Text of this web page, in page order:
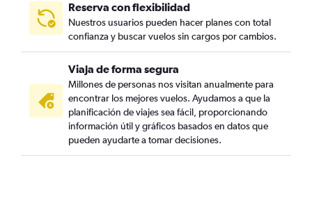
Reserva con flexibilidad
Nuestros usuarios pueden hacer planes con total
confianza y buscar vuelos sin cargos por cambios.
Viaja de forma segura
Millones de personas nos visitan anualmente para
encontrar los mejores vuelos. Ayudamos a que la
planificación de viajes sea fácil, proporcionando
información útil y gráficos basados en datos que
pueden ayudarte a tomar decisiones.